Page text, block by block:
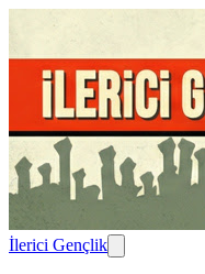
İlerici Gençlik